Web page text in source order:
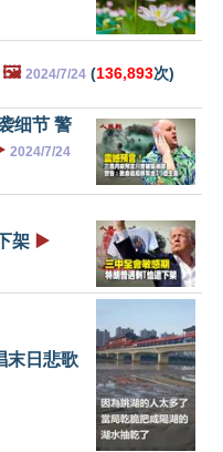
🖼️ 2024/7/24 (136,893次)
细节 警
2024/7/24
架 ▶️
末日悲歌